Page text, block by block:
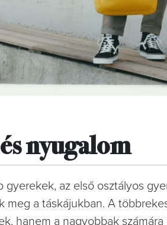
nyugalom
gyerekek, az első osztályos
meg a táskájukban. A
hanem a nagyobbak